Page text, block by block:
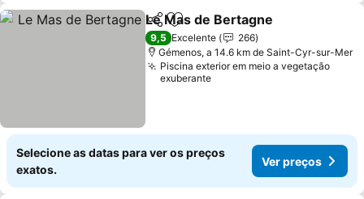
PartilharAdicionar aos favoritos
Le Mas de Bertagne
9,5 Excelente
266
Gémenos, a 14.6 km de Saint-Cyr-sur-Mer
Piscina exterior em meio a vegetação
exuberante
Selecione as datas para ver os preços
exatos.
Ver preços